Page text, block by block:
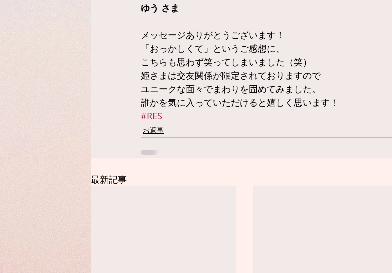
ゆう さま
メッセージありがとうございます！
「おっかしくて」というご感想に、
こちらも思わず笑ってしまいました（笑）
姫さまは交友関係が限定されておりますので
ユニークな面々でまわりを固めてみました。
誰かを気に入っていただけると嬉しく思います！
#RES
お返事
最新記事